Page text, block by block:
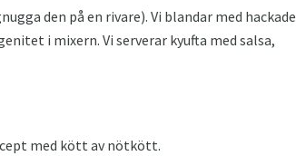
den på en rivare). Vi blandar med hackade
i mixern. Vi serverar kyufta med salsa,
med kött av nötkött.